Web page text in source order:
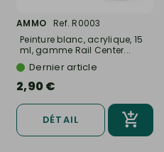
AMMO
Ref. R0003
Peinture blanc, acrylique, 15
ml, gamme Rail Center...
Dernier article
2,90 €
DÉTAIL